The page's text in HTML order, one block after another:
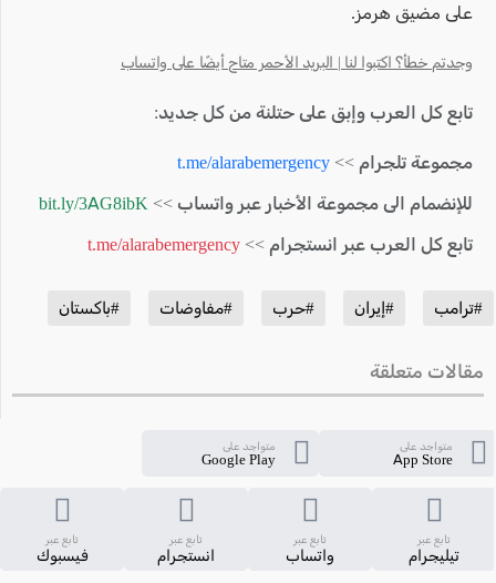
على مضيق هرمز.
وجدتم خطأ؟ اكتبوا لنا | البريد الأحمر متاح أيضًا على واتساب
تابع كل العرب وإبق على حتلنة من كل جديد:
مجموعة تلجرام >> t.me/alarabemergency
للإنضمام الى مجموعة الأخبار عبر واتساب >> bit.ly/3AG8ibK
تابع كل العرب عبر انستجرام >> t.me/alarabemergency
#ترامب #إيران #حرب #مفاوضات #باكستان
مقالات متعلقة
متواجد على
App Store
متواجد على
Google Play
تابع عبر
تيليجرام
تابع عبر
واتساب
تابع عبر
انستجرام
تابع عبر
فيسبوك